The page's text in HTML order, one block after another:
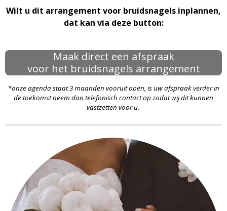
Wilt u dit arrangement voor bruidsnagels inplannen,
dat kan via deze button:
Maak direct een afspraak
voor het bruidsnagels arrangement
*onze agenda staat 3 maanden vooruit open, is uw afspraak verder in
de toekomst neem dan telefonisch contact op zodat wij dit kunnen
vastzetten voor u.